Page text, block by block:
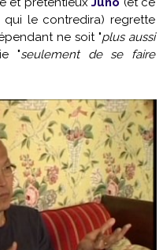
le contredira) regrette
ne soit "plus aussi
"seulement de se faire